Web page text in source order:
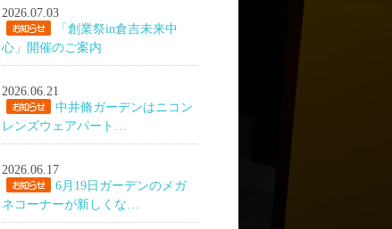
2026.07.03
「創業祭in倉吉未来中
心」開催のご案内
2026.06.21
中井脩ガーデンはニコン
レンズウェアパート…
2026.06.17
6月19日ガーデンのメガ
ネコーナーが新しくな…